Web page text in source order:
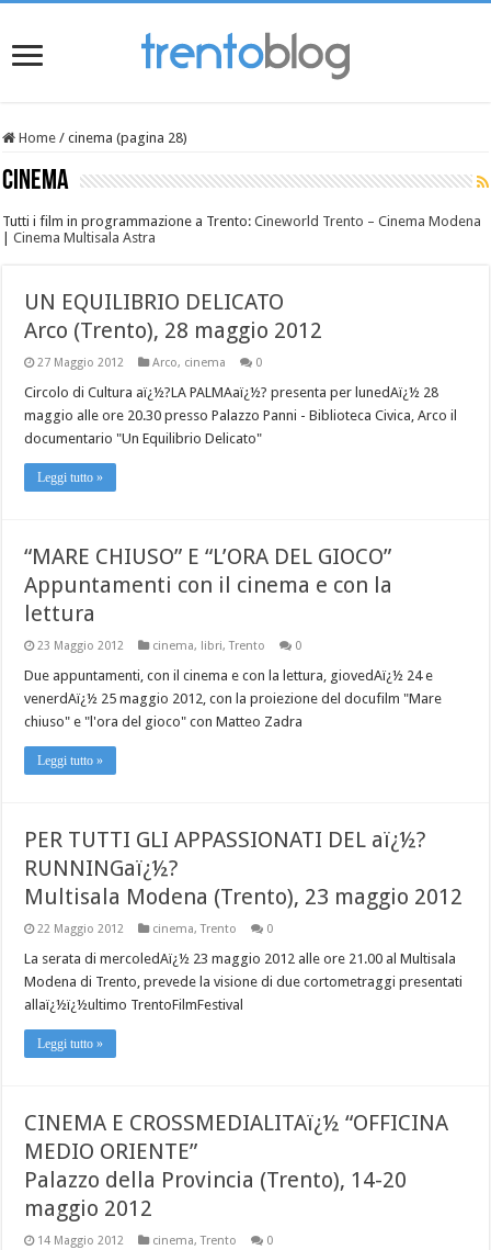
Home / cinema (pagina 28)
cinema
Tutti i film in programmazione a Trento:Cineworld Trento – Cinema Modena
|Cinema Multisala Astra
UN EQUILIBRIO DELICATO
Arco (Trento), 28 maggio 2012
27 Maggio 2012 Arco, cinema 0
Circolo di Cultura aï¿½?LA PALMAaï¿½? presenta per lunedAï¿½ 28
maggio alle ore 20.30 presso Palazzo Panni - Biblioteca Civica, Arco il
documentario "Un Equilibrio Delicato"
Leggi tutto »
“MARE CHIUSO” E “L’ORA DEL GIOCO”
Appuntamenti con il cinema e con la
lettura
23 Maggio 2012 cinema, libri,Trento 0
Due appuntamenti, con il cinema e con la lettura, giovedAï¿½ 24 e
venerdAï¿½ 25 maggio 2012, con la proiezione del docufilm "Mare
chiuso" e "l'ora del gioco" con Matteo Zadra
Leggi tutto »
PER TUTTI GLI APPASSIONATI DEL aï¿½?
RUNNINGaï¿½?
Multisala Modena (Trento), 23 maggio 2012
22 Maggio 2012 cinema,Trento 0
La serata di mercoledAï¿½ 23 maggio 2012 alle ore 21.00 al Multisala
Modena di Trento, prevede la visione di due cortometraggi presentati
allaï¿½ï¿½ultimo TrentoFilmFestival
Leggi tutto »
CINEMA E CROSSMEDIALITAï¿½ “OFFICINA
MEDIO ORIENTE”
Palazzo della Provincia (Trento), 14-20
maggio 2012
14 Maggio 2012 cinema,Trento 0